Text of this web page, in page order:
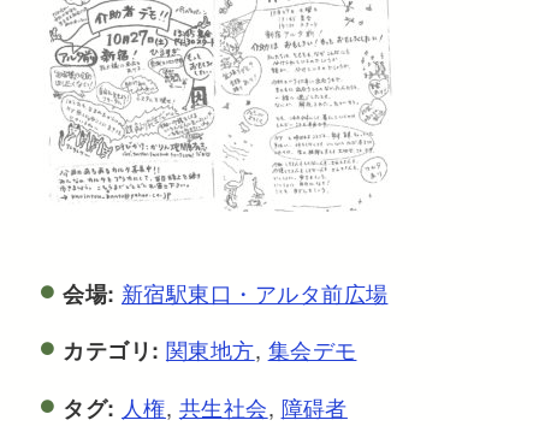
会場: 新宿駅東口・アルタ前広場
カテゴリ: 関東地方, 集会デモ
タグ: 人権, 共生社会, 障碍者